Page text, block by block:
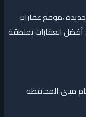
،موقع عقارات
أفضل العقارات بمنطقة